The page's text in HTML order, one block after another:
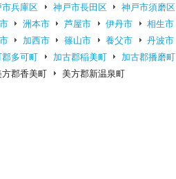
市兵庫区 神戸市長田区 神戸市須磨区
洲本市 芦屋市 伊丹市 相生市
加西市 篠山市 養父市 丹波市
郡多可町 加古郡稲美町 加古郡播磨町
方郡香美町 美方郡新温泉町